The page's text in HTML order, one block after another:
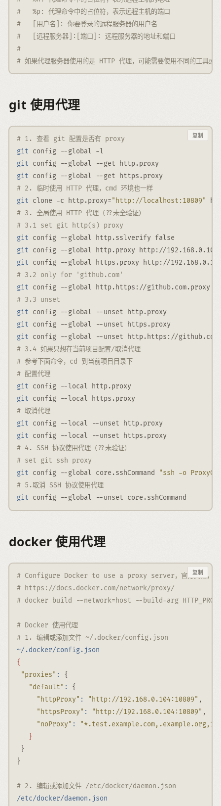
#   %p: 代理命令中的占位符，表示远程主机的端口
#   [用户名]: 你要登录的远程服务器的用户名
#   [远程服务器]:[端口]: 远程服务器的地址和端口
#
# 如果代理服务器使用的是 HTTP 代理，可能需要使用不同的工具或
git 使用代理
# 1. 查看 git 配置是否有 proxy
git config --global
-l
git config --global --get http.proxy
git config --global --get https.proxy
# 2. 临时使用 HTTP 代理，cmd 环境也一样
git clone -c http.proxy="http://localhost:10809"
# 3. 全局使用 HTTP 代理（??未全验证）
# 3.1 set git http(s) proxy
git config --global http.sslverify false
git config --global http.proxy http://
git config --global https.proxy http://
# 3.2 only for 'github.com'
git config --global http.https://github.com.proxy
# 3.3 unset
git config --global --unset http.proxy
git config --global --unset https.proxy
git config --global --unset http.https://
# 3.4 如果只想在当前项目配置/取消代理
# 参考下面命令，cd 到当前项目目录下
# 配置代理
git config --local http.proxy
git config --local https.proxy
# 取消代理
git config --local --unset http.proxy
git config --local --unset https.proxy
# 4. SSH 协议使用代理（??未验证）
# set git ssh proxy
git config --global core.sshCommand
"ssh -o
# 5.取消 SSH 协议使用代理
git config --global --unset core.sshCommand
复制
docker 使用代理
# Configure Docker to use a proxy server，官方文档，如
# https://docs.docker.com/network/proxy/
# docker build --network=host --build-arg
# Docker 使用代理
# 1. 编辑或添加文件 ~/.docker/config.json
~/.docker/config.json
{
"proxies" :
{
"default" :
{
"httpProxy" : "http://192.168.0.104:10809" ,
"httpsProxy" : "http://192.168.0.104:10809" ,
"noProxy" :
}
}
}
# 2. 编辑或添加文件 /etc/docker/daemon.json
/etc/docker/daemon.json
复制